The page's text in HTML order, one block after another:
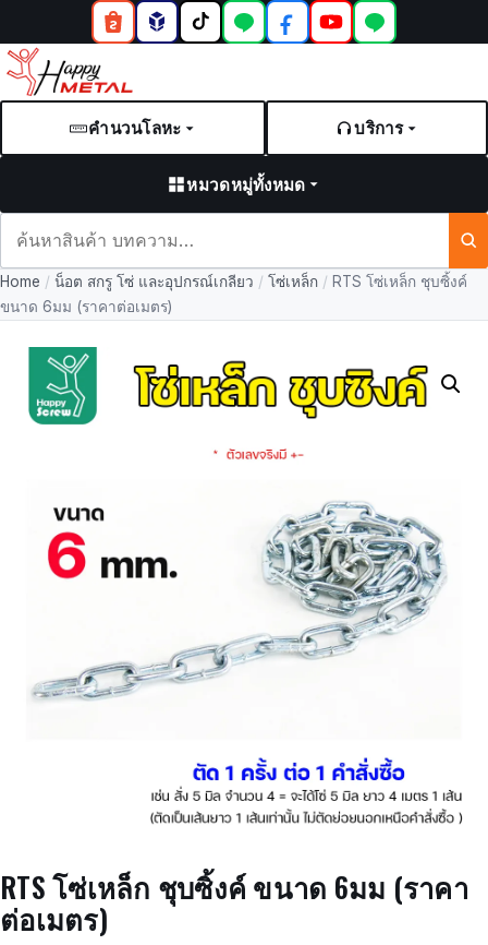
คำนวนโลหะ บริการ
หมวดหมู่ทั้งหมด
และ
บทความ
Home / น็อต สกรู โซ่ และอุปกรณ์เกลียว / โซ่เหล็ก / RTS โซ่เหล็ก ชุบซิ้งค์
ขนาด 6มม (ราคาต่อเมตร)
RTS โซ่เหล็ก ชุบซิ้งค์ ขนาด 6มม (ราคา
ต่อเมตร)